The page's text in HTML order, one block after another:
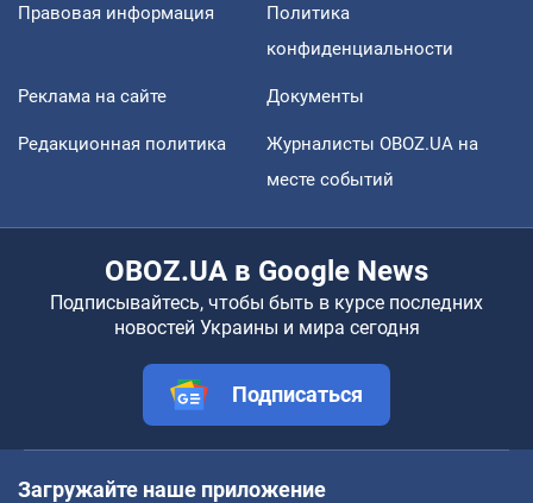
Правовая информация
Политика
конфиденциальности
Реклама на сайте Документы
Редакционная политика
Журналисты OBOZ.UA на
месте событий
OBOZ.UA в Google News
Подписывайтесь, чтобы быть в курсе последних
новостей Украины и мира сегодня
Подписаться
Загружайте наше приложение